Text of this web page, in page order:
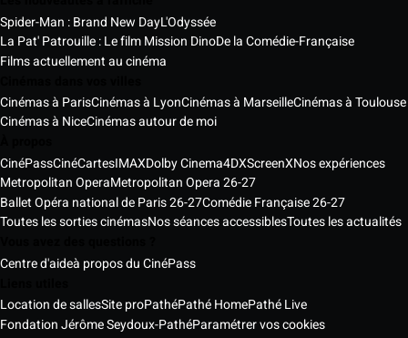
Spider-Man : Brand New DayL'Odyssée
La Pat' Patrouille : Le film Mission DinoDe la Comédie-Française
Films actuellement au cinéma
Cinémas à ParisCinémas à LyonCinémas à MarseilleCinémas à Toulouse
Cinémas à NiceCinémas autour de moi
CinéPassCinéCartesIMAXDolby Cinema4DXScreenXNos expériences
Metropolitan OperaMetropolitan Opera 26-27
Ballet Opéra national de Paris 26-27Comédie Française 26-27
Toutes les sorties cinémasNos séances accessiblesToutes les actualités
Centre d'aideà propos du CinéPass
Location de sallesSite proPathéPathé HomePathé Live
Fondation Jérôme Seydoux-PathéParamétrer vos cookies